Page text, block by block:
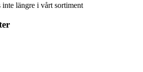
längre i vårt sortiment